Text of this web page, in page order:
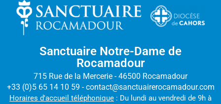
Sanctuaire Notre-Dame de
Rocamadour
715 Rue de la Mercerie - 46500 Rocamadour
+33 (0)5 65 14 10 59 - contact@sanctuairerocamadour.com
Horaires d'accueil téléphonique : Du lundi au vendredi de 9h à